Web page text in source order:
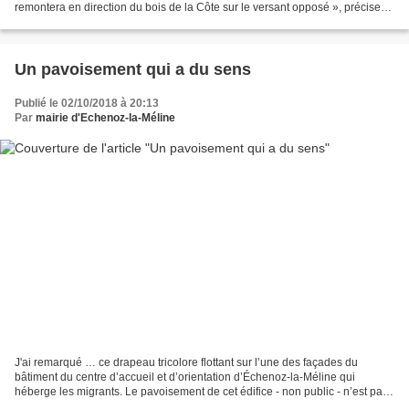
remontera en direction du bois de la Côte sur le versant opposé », précise
Un pavoisement qui a du sens
Publié le 02/10/2018 à 20:13
Par mairie d'Echenoz-la-Méline
J'ai remarqué … ce drapeau tricolore flottant sur l’une des façades du
bâtiment du centre d’accueil et d’orientation d’Échenoz-la-Méline qui
héberge les migrants. Le pavoisement de cet édifice - non public - n’est pas